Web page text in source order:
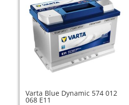
Varta Blue Dynamic 574 012
068 E11